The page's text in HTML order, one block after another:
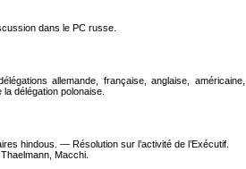
dans le PC russe.
allemande, française, anglaise, américaine,
délégation polonaise.
hindous. — Résolution sur l’activité de l’Exécutif.
Macchi.